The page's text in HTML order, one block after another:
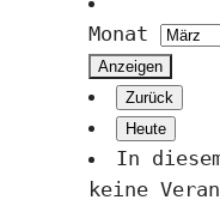
Monat
Zurück
Heute
In
keine